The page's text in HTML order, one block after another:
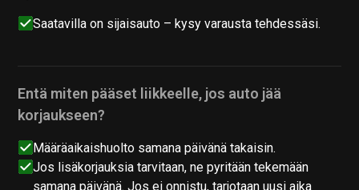
Saatavilla on sijaisauto – kysy varausta tehdessäsi.
Entä miten pääset liikkeelle, jos auto jää
korjaukseen?
Määräaikaishuolto samana päivänä takaisin.
Jos lisäkorjauksia tarvitaan, ne pyritään tekemään
samana päivänä. Jos ei onnistu, tarjotaan uusi aika